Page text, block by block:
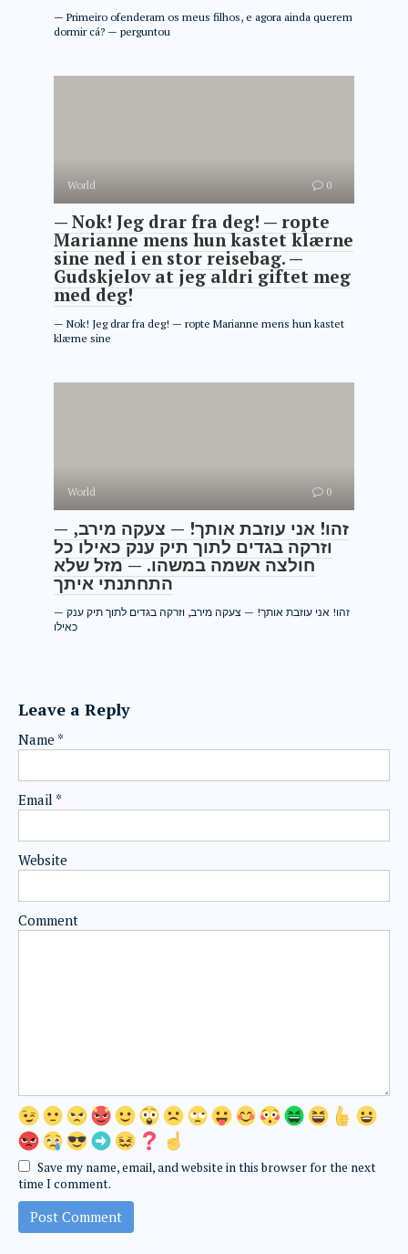
— Primeiro ofenderam os meus filhos, e agora ainda querem
dormir cá? — perguntou
World 0
— Nok! Jeg drar fra deg! — ropte
Marianne mens hun kastet klærne
sine ned i en stor reisebag. —
Gudskjelov at jeg aldri giftet meg
med deg!
— Nok! Jeg drar fra deg! — ropte Marianne mens hun kastet
klærne sine
World 0
— זהו! אני עוזבת אותך! — צעקה מירב,
וזרקה בגדים לתוך תיק ענק כאילו כל
חולצה אשמה במשהו. — מזל שלא
התחתנתי איתך
— זהו! אני עוזבת אותך! — צעקה מירב, וזרקה בגדים לתוך תיק ענק
כאילו
Leave a Reply
Name *
Email *
Website
Comment
Save my name, email, and website in this browser for the next
time I comment.